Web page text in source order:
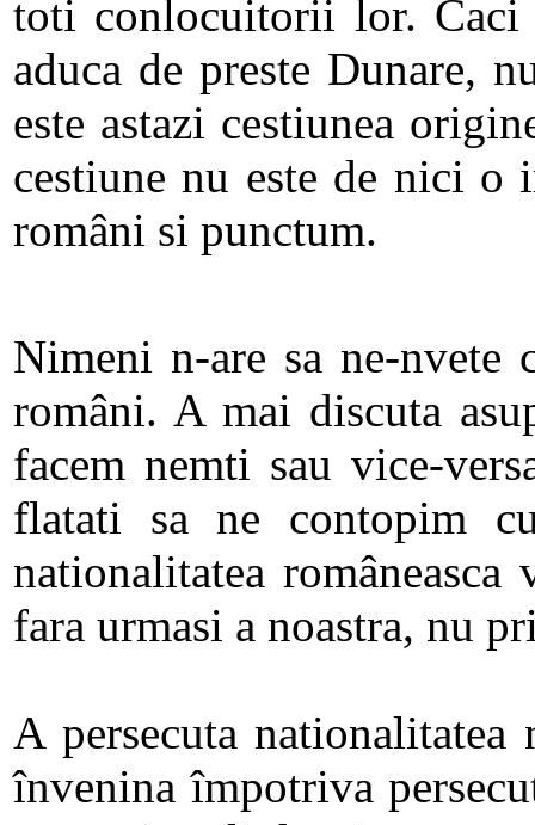
toti conlocuitorii lor. Caci
aduca de preste Dunare,
este astazi cestiunea
cestiune nu este de nici o
români si punctum.
Nimeni n-are sa ne-nvete
români. A mai discuta
facem nemti sau vice-
flatati sa ne contopim
nationalitatea
fara urmasi a noastra, nu
A persecuta
învenina împotriva